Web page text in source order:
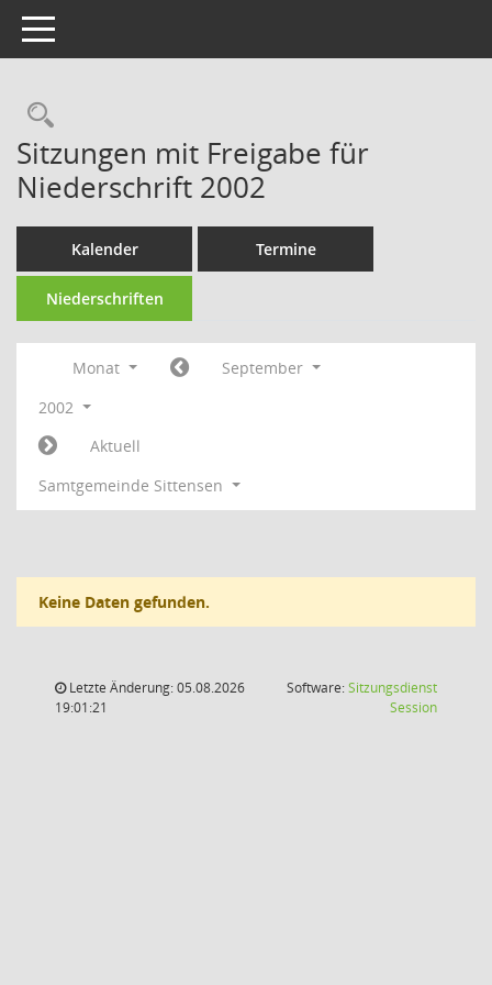
Toggle navigation
Rechercheauswahl
Sitzungen mit Freigabe für
Niederschrift 2002
Kalender Termine
Niederschriften
Monat
September
2002
Aktuell
Samtgemeinde Sittensen
Keine Daten gefunden.
Letzte Änderung: 05.08.2026
19:01:21
Software:Sitzungsdienst
Session(Wird in